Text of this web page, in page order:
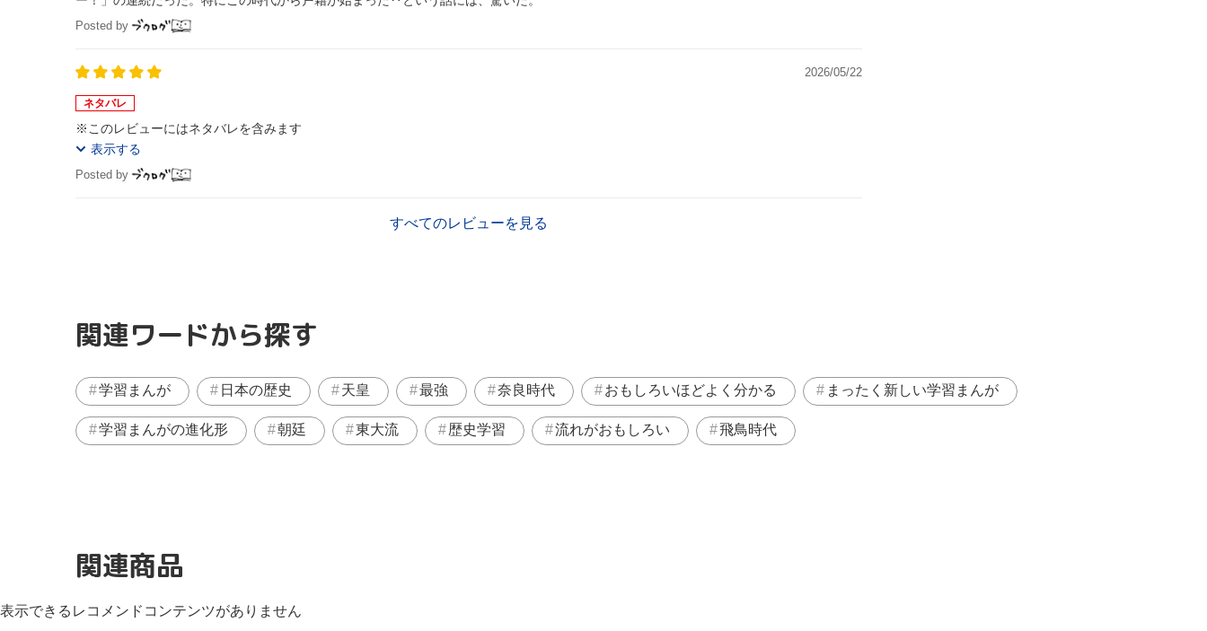
Posted by
2026/05/22
ネタバレ
※このレビューにはネタバレを含みます
表示する
Posted by
すべてのレビューを見る
関連ワードから探す
学習まんが 日本の歴史 天皇 最強 奈良時代 おもしろいほどよく分かる まったく新しい学習まんが
学習まんがの進化形 朝廷 東大流 歴史学習 流れがおもしろい 飛鳥時代
関連商品
表示できるレコメンドコンテンツがありません